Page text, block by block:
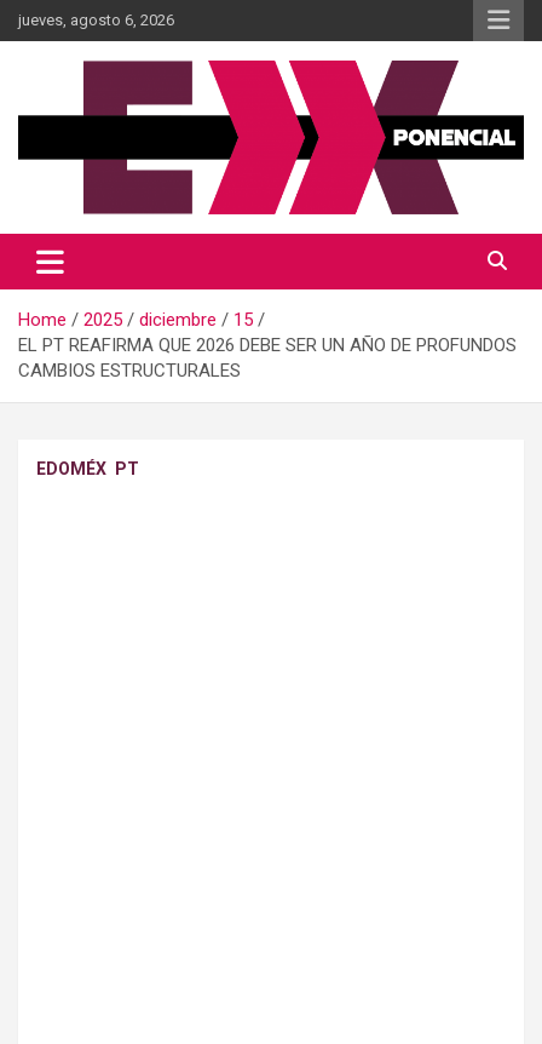
Skip
to
jueves, agosto 6, 2026
Diario Xponencial Mx
Home 2025 diciembre
15
EL PT REAFIRMA QUE 2026 DEBE SER UN AÑO DE PROFUNDOS
CAMBIOS ESTRUCTURALES
EDOMÉX PT